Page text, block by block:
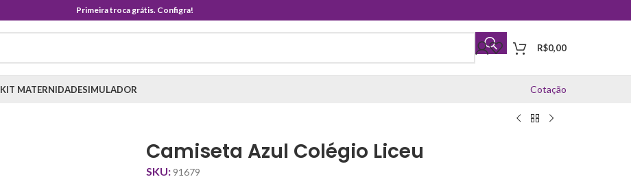
Primeira troca grátis. Configra!
R$0,00
KIT MATERNIDADESIMULADOR Cotação
Camiseta Azul Colégio Liceu
SKU: 91679